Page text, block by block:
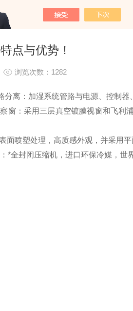
点与优势！
浏览次数：1282
分离：加湿系统管路与电源、控制
窗：采用三层真空镀膜视窗和飞
面喷塑处理，高质感外观，并采用
*全封闭压缩机，进口环保冷媒，世